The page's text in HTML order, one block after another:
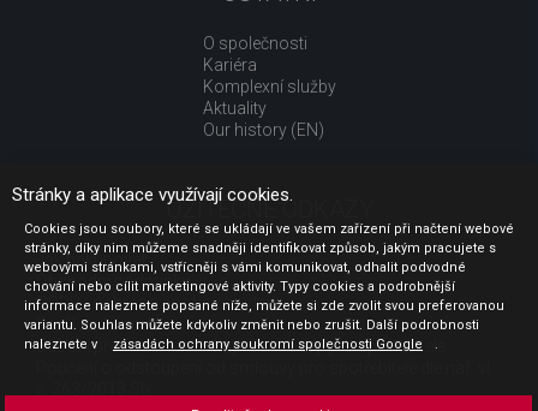
O společnosti
Kariéra
Komplexní služby
Aktuality
Our history (EN)
UŽITEČNÉ ODKAZY
Jak nakupovat
Obchodní podmínky
GDPR - ochrana osobních údajů
Profil zadavatele
Sdělení před uzavřením kupní smlouvy pro spotřebitele
Stránky a aplikace využívají cookies.
Cookies jsou soubory, které se ukládají ve vašem zařízení při načtení webové
stránky, díky nim můžeme snadněji identifikovat způsob, jakým pracujete s
webovými stránkami, vstřícněji s vámi komunikovat, odhalit podvodné
chování nebo cílit marketingové aktivity. Typy cookies a podrobnější
informace naleznete popsané níže, můžete si zde zvolit svou preferovanou
variantu. Souhlas můžete kdykoliv změnit nebo zrušit. Další podrobnosti
naleznete v
zásadách ochrany soukromí společnosti Google .